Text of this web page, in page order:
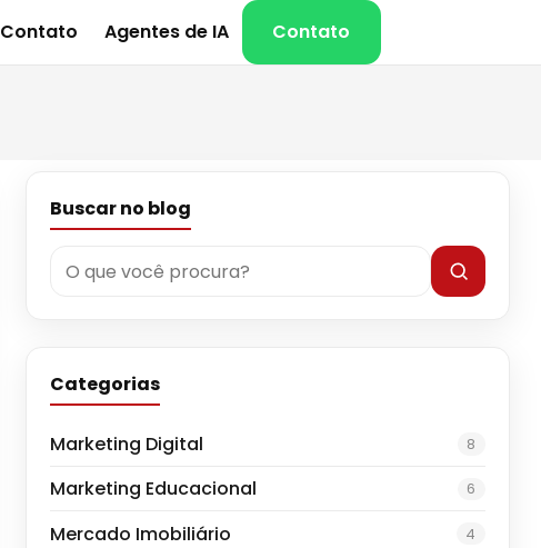
Contato Agentes de IA Contato
Buscar no blog
Categorias
Marketing Digital 8
Marketing Educacional 6
Mercado Imobiliário 4